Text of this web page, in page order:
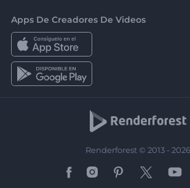
Apps De Creadores De Videos
Renderforest © 2013 - 2026